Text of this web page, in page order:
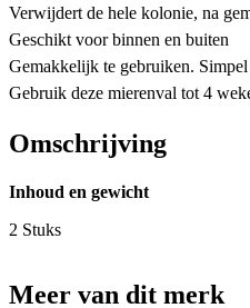
Verwijdert de hele kolonie, na
Geschikt voor binnen en buiten
Gemakkelijk te gebruiken.
Gebruik deze mierenval tot 4
Omschrijving
Inhoud en gewicht
2 Stuks
Meer van dit merk